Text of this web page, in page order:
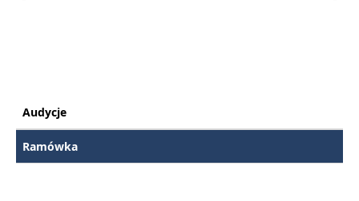
Audycje
Ramówka